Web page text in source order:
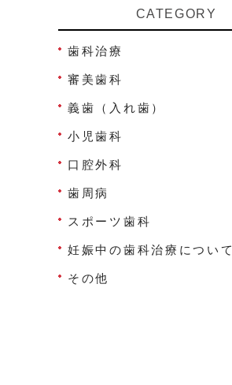
CATEGORY
歯科治療
審美歯科
義歯（入れ歯）
小児歯科
口腔外科
歯周病
スポーツ歯科
妊娠中の歯科治療について
その他